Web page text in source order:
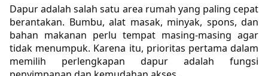
Dapur adalah salah satu area rumah yang paling cepat
berantakan. Bumbu, alat masak, minyak, spons, dan
bahan makanan perlu tempat masing-masing agar
tidak menumpuk. Karena itu, prioritas pertama dalam
memilih perlengkapan dapur adalah fungsi